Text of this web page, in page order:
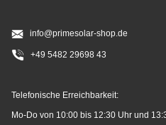
info@primesolar-shop.de
+49 5482 29698 43
Telefonische Erreichbarkeit:
Mo-Do von 10:00 bis 12:30 Uhr und